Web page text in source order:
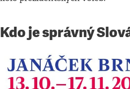
Kdo je správný